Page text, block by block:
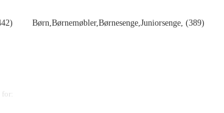
Børn,Børnemøbler,Børnesenge,Juniorsenge, (389)